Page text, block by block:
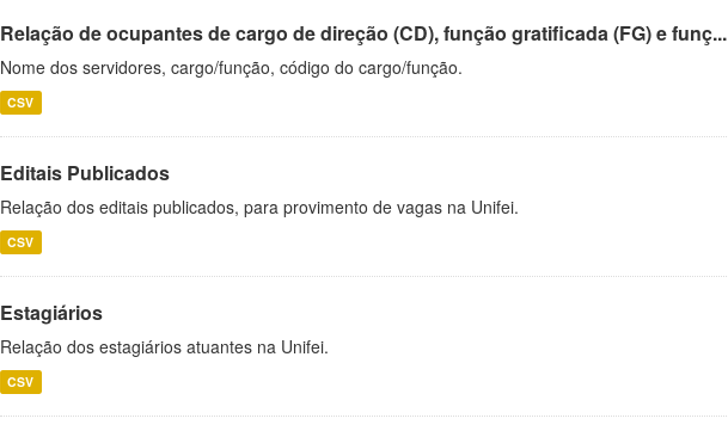
Relação de ocupantes de cargo de direção (CD), função gratificada (FG) e funç...
Nome dos servidores, cargo/função, código do cargo/função.
CSV
Editais Publicados
Relação dos editais publicados, para provimento de vagas na Unifei.
CSV
Estagiários
Relação dos estagiários atuantes na Unifei.
CSV